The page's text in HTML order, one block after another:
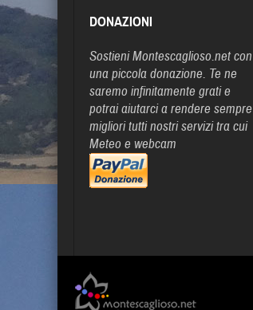
DONAZIONI
Sostieni Montescaglioso.net con
una piccola donazione. Te ne
saremo infinitamente grati e
potrai aiutarci a rendere sempre
migliori tutti nostri servizi tra cui
Meteo e webcam